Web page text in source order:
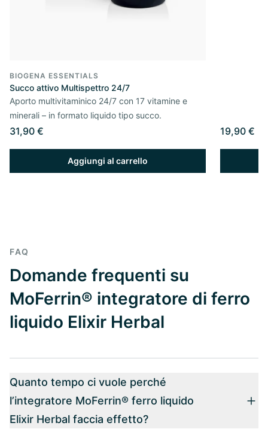
BIOGENA ESSENTIALS
Succo attivo Multispettro 24/7
Aporto multivitaminico 24/7 con 17 vitamine e
minerali – in formato liquido tipo succo.
31,90 €
Aggiungi al carrello
19,90 €
FAQ
Domande frequenti su
MoFerrin® integratore di ferro
liquido Elixir Herbal
Quanto tempo ci vuole perché
l’integratore MoFerrin® ferro liquido
Elixir Herbal faccia effetto?